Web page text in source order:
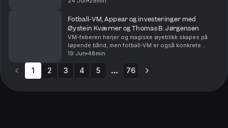
Fotball-VM, Appear og investeringer med
Øystein Kværner og Thomas B. Jørgensen
VM-feberen herjer og magiske øyeblikk skapes på
løpende bånd, men fotball-VM er også konkrete
forretningsmuligheter og et utstillingsvindu for
bedrifter og nye teknologier.I denne episoden har
Marius ...
19 Jun 48min
1 2 3 4 5 76